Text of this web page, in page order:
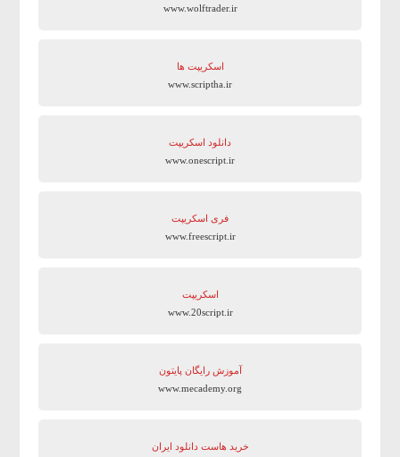
www.wolftrader.ir
اسکریپت ها
www.scriptha.ir
دانلود اسکریپت
www.onescript.ir
فری اسکریپت
www.freescript.ir
اسکریپت
www.20script.ir
آموزش رایگان پایتون
www.mecademy.org
خرید هاست دانلود ایران